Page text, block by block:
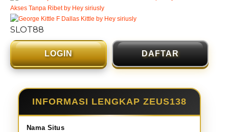
SLOT88
LOGIN DAFTAR
INFORMASI LENGKAP ZEUS138
Nama Situs